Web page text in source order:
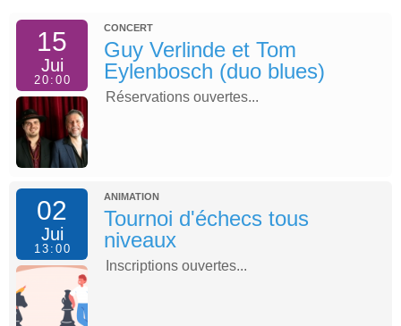
15
Jui
20:00
CONCERT
Guy Verlinde et Tom
Eylenbosch (duo blues)
Réservations ouvertes...
02
Jui
13:00
ANIMATION
Tournoi d'échecs tous
niveaux
Inscriptions ouvertes...